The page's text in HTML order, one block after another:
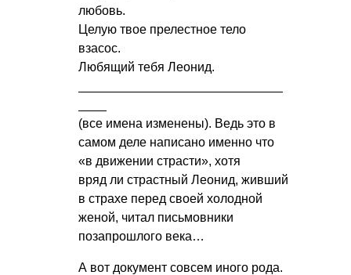
любовь.
Целую твое прелестное тело
взасос.
Любящий тебя Леонид.
(все имена изменены). Ведь это в
самом деле написано именно что
«в движении страсти», хотя
вряд ли страстный Леонид, живший
в страхе перед своей холодной
женой, читал письмовники
позапрошлого века…
А вот документ совсем иного рода.